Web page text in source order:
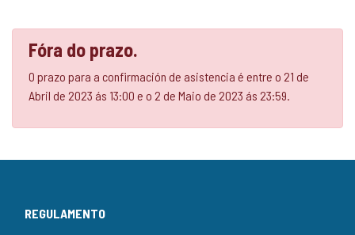
Fóra do prazo.
O prazo para a confirmación de asistencia é entre o 21 de
Abril de 2023 ás 13:00 e o 2 de Maio de 2023 ás 23:59.
REGULAMENTO